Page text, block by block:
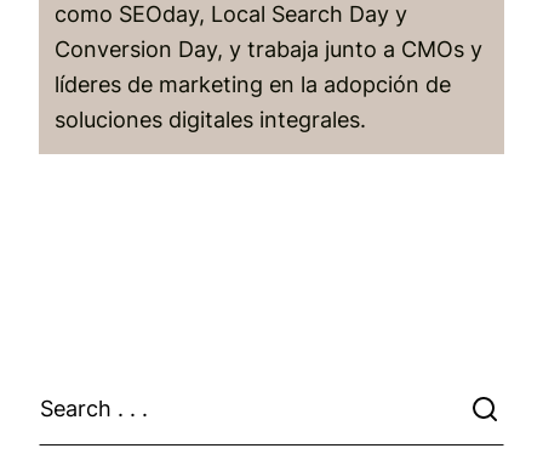
como SEOday, Local Search Day y
Conversion Day, y trabaja junto a CMOs y
líderes de marketing en la adopción de
soluciones digitales integrales.